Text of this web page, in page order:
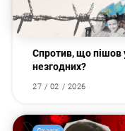
Спротив, що пішов
незгодних?
27 / 02 / 2026